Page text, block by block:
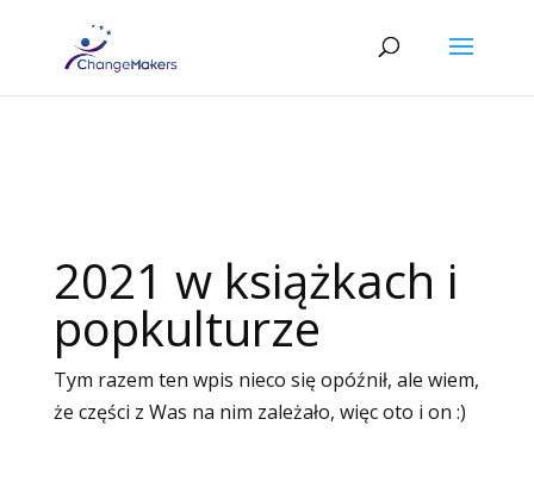
2021 w książkach i
popkulturze
Tym razem ten wpis nieco się opóźnił, ale wiem,
że części z Was na nim zależało, więc oto i on :)